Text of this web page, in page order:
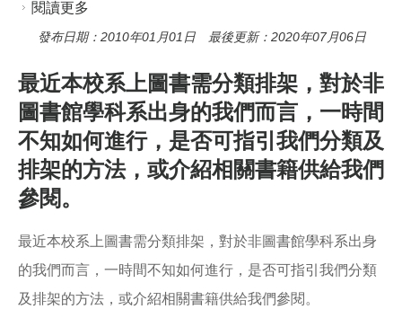
閱讀更多
圖書館有複本情況下，同一筆書目記錄是否可各
發布日期：2010年01月01日 最後更新：2020年07月06日
最近本校系上圖書需分類排架，對於非
圖書館學科系出身的我們而言，一時間
不知如何進行，是否可指引我們分類及
排架的方法，或介紹相關書籍供給我們
參閱。
最近本校系上圖書需分類排架，對於非圖書館學科系出身
的我們而言，一時間不知如何進行，是否可指引我們分類
及排架的方法，或介紹相關書籍供給我們參閱。